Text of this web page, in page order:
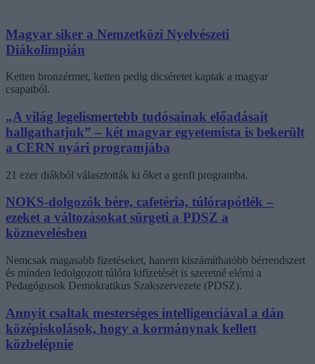
Magyar siker a Nemzetközi Nyelvészeti
Diákolimpián
Ketten bronzérmet, ketten pedig dicséretet kaptak a magyar
csapatból.
„A világ legelismertebb tudósainak előadásait
hallgathatjuk” – két magyar egyetemista is bekerült
a CERN nyári programjába
21 ezer diákból választották ki őket a genfi programba.
NOKS-dolgozók bére, cafetéria, túlórapótlék –
ezeket a változásokat sürgeti a PDSZ a
köznevelésben
Nemcsak magasabb fizetéseket, hanem kiszámíthatóbb bérrendszert
és minden ledolgozott túlóra kifizetését is szeretné elérni a
Pedagógusok Demokratikus Szakszervezete (PDSZ).
Annyit csaltak mesterséges intelligenciával a dán
középiskolások, hogy a kormánynak kellett
közbelépnie